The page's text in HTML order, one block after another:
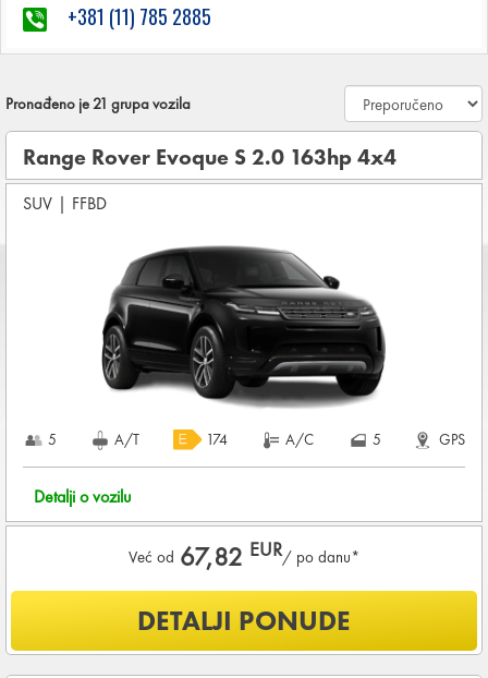
+381 (11) 785 2885
Pronađeno je 21 grupa vozila
Range Rover Evoque S 2.0 163hp 4x4
SUV | FFBD
5 A/T 174 A/C 5 GPS
Detalji o vozilu
Već od 67,82 EUR/ po danu*
Šta je uključeno u ponudu?DETALJI PONUDE